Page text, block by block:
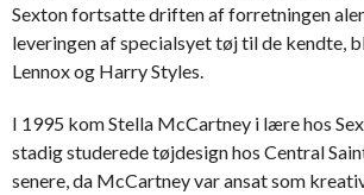
Sexton fortsatte driften af forretningen
leveringen af specialsyet tøj til de kendte,
Lennox og Harry Styles.
I 1995 kom Stella McCartney i lære hos
stadig studerede tøjdesign hos Central
senere, da McCartney var ansat som